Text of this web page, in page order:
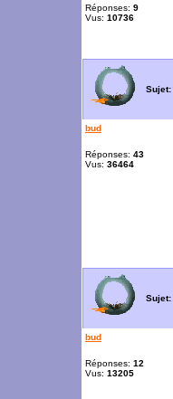
Réponses: 9
Vus: 10736
Sujet:
bud
Réponses: 43
Vus: 36464
Sujet:
bud
Réponses: 12
Vus: 13205